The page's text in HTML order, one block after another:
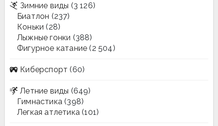
Зимние виды (3 126)
Биатлон (237)
Коньки (28)
Лыжные гонки (388)
Фигурное катание (2 504)
Киберспорт (60)
Летние виды (649)
Гимнастика (398)
Легкая атлетика (101)